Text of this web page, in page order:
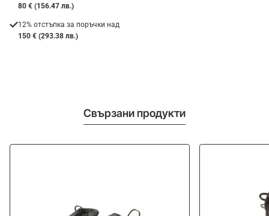
80 € (156.47 лв.)
12% отстъпка за поръчки над
150 € (293.38 лв.)
Свързани продукти